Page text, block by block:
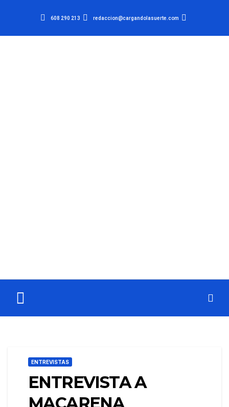
608 290 213 redaccion@cargandolasuerte.com
ENTREVISTAS
ENTREVISTA A